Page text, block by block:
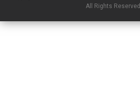
All Rights Reserved